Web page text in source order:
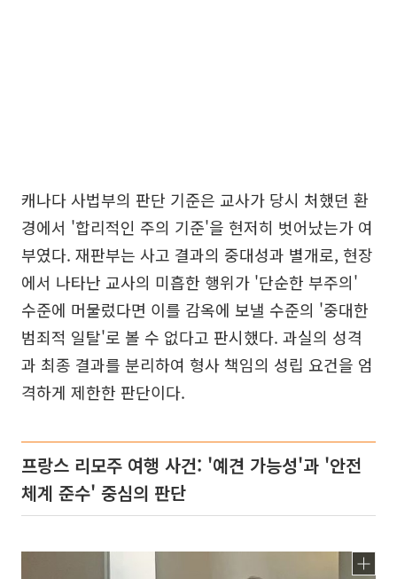
캐나다 사법부의 판단 기준은 교사가 당시 처했던 환
경에서 '합리적인 주의 기준'을 현저히 벗어났는가 여
부였다. 재판부는 사고 결과의 중대성과 별개로, 현장
에서 나타난 교사의 미흡한 행위가 '단순한 부주의'
수준에 머물렀다면 이를 감옥에 보낼 수준의 '중대한
범죄적 일탈'로 볼 수 없다고 판시했다. 과실의 성격
과 최종 결과를 분리하여 형사 책임의 성립 요건을 엄
격하게 제한한 판단이다.
프랑스 리모주 여행 사건: '예견 가능성'과 '안전
체계 준수' 중심의 판단